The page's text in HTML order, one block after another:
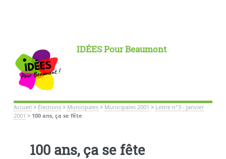
IDÉES Pour Beaumont
Accueil > Élections> Municipales> Municipales 2001 > Lettre n°3 - Janvier
2001 > 100 ans, ça se fête
100 ans, ça se fête